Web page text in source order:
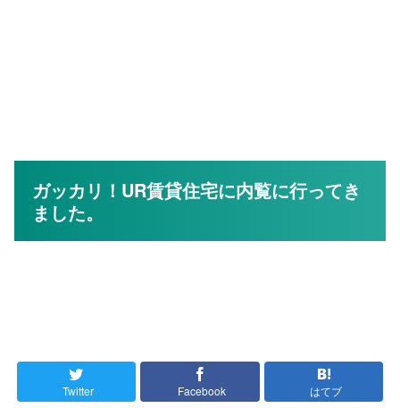
ガッカリ！UR賃貸住宅に内覧に行ってき
ました。
Twitter Facebook はてブ